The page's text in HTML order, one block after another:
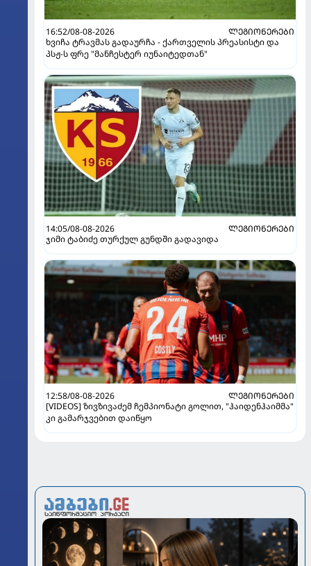
16:52/08-08-2026
ᲚᲔᲒᲘᲝᲜᲔᲠᲔᲑᲘ
ხვიჩა ტრავმას გადაურჩა - ქართველის პრეასისტი და
პსჟ-ს ფრე "მანჩესტერ იუნაიტედთან"
14:05/08-08-2026
ᲚᲔᲒᲘᲝᲜᲔᲠᲔᲑᲘ
ჯიმი ტაბიძე თურქულ გუნდში გადავიდა
12:58/08-08-2026
ᲚᲔᲒᲘᲝᲜᲔᲠᲔᲑᲘ
[VIDEOS] ზივზივაძემ ჩემპიონატი გოლით, "ჰაიდენჰაიმმა"
კი გამარჯვებით დაიწყო